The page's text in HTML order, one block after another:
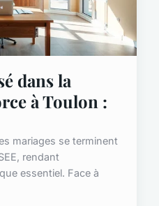
dans la
à Toulon :
mariages se terminent
rendant
essentiel. Face à